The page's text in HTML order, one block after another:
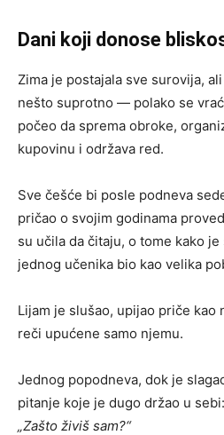
Dani koji donose
Zima je postajala sve surovija,
nešto suprotno — polako se
počeo da sprema obroke,
kupovinu i održava red.
Sve češće bi posle podneva
pričao o svojim godinama
su učila da čitaju, o tome kako
jednog učenika bio kao velika
Lijam je slušao, upijao priče kao
reči upućene samo njemu.
Jednog popodneva, dok je
pitanje koje je dugo držao u sebi:
„Zašto živiš sam?“